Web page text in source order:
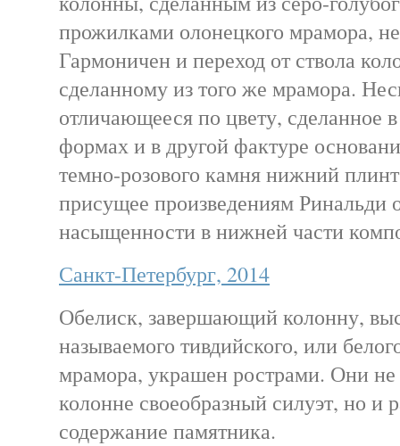
прожилками олонецкого мрамора, не
Гармоничен и переход от ствола
сделанному из того же мрамора.
отличающееся по цвету, сделанное
формах и в другой фактуре
темно-розового камня нижний
присущее произведениям
насыщенности в нижней части
Санкт-Петербург, 2014
Обелиск, завершающий колонну,
называемого тивдийского, или
мрамора, украшен рострами. Они
колонне своеобразный силуэт, но и
содержание памятника.